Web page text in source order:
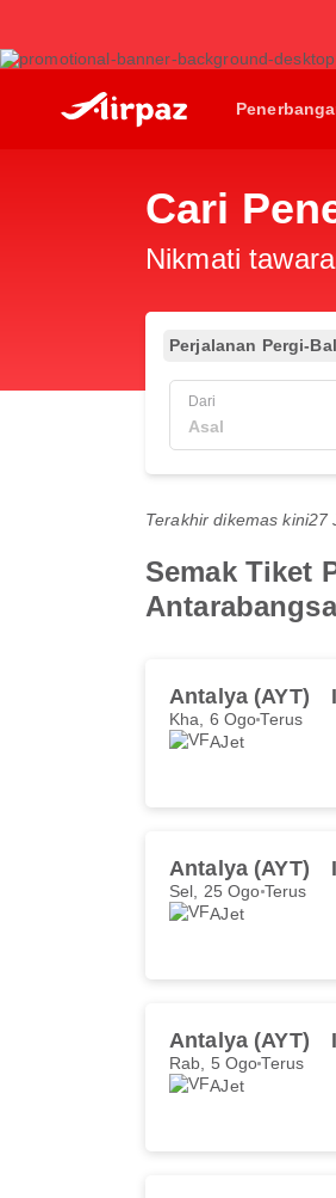
Cari
Nikmati
Perjalanan Pergi-
Dari
Terakhir dikemas kini27
Semak Tiket
Antalya (AYT)
Kha, 6 OgoTerus
AJet
Antalya (AYT)
Sel, 25 Ogo Terus
AJet
Antalya (AYT)
Rab, 5 OgoTerus
AJet